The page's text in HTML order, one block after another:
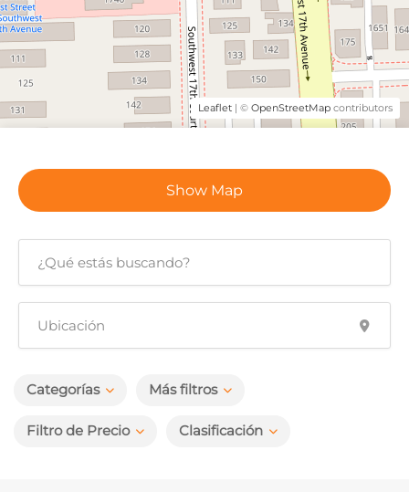
Show Map
Categorías Más filtros
Filtro de Precio Clasificación
Leaflet | © OpenStreetMap contributors